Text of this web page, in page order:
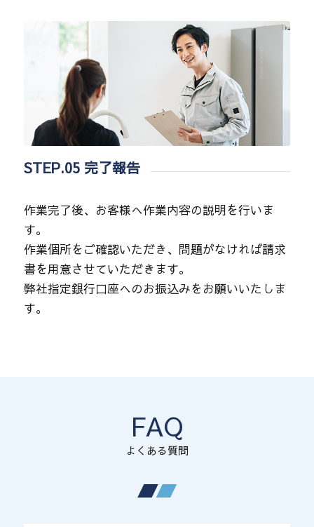
STEP.05 完了報告
作業完了後、お客様へ作業内容の説明を行いま
す。
作業個所をご確認いただき、問題がなければ請求
書を用意させていただきます。
弊社指定銀行口座へのお振込みをお願いいたしま
す。
FAQ
よくある質問